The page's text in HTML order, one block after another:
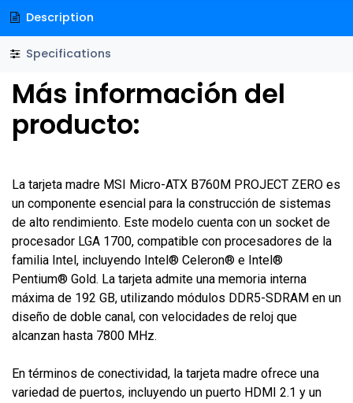
Description
Specifications
Más información del
producto:
La tarjeta madre MSI Micro-ATX B760M PROJECT ZERO es
un componente esencial para la construcción de sistemas
de alto rendimiento. Este modelo cuenta con un socket de
procesador LGA 1700, compatible con procesadores de la
familia Intel, incluyendo Intel® Celeron® e Intel®
Pentium® Gold. La tarjeta admite una memoria interna
máxima de 192 GB, utilizando módulos DDR5-SDRAM en un
diseño de doble canal, con velocidades de reloj que
alcanzan hasta 7800 MHz.
En términos de conectividad, la tarjeta madre ofrece una
variedad de puertos, incluyendo un puerto HDMI 2.1 y un